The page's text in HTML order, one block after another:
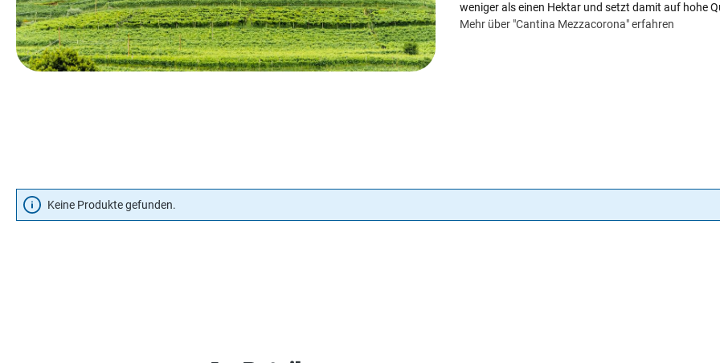
weniger als einen Hektar und setzt damit auf hohe
Mehr über "Cantina Mezzacorona" erfahren
Keine Produkte gefunden.